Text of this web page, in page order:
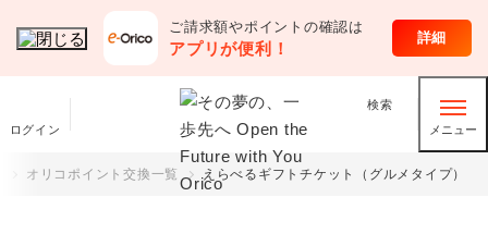
ご請求額やポイントの確認は
アプリが便利！
詳細
ログイン
検索
メニュー
クレジットカード
オリコポイント交換一覧 えらべるギフトチケット（グルメタイプ）